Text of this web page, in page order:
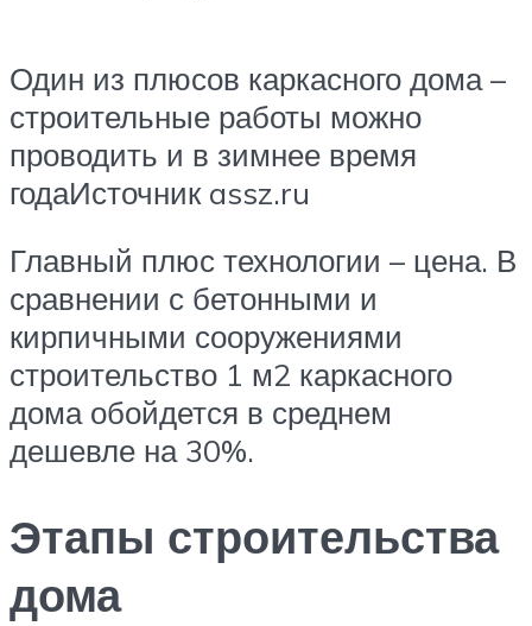
Один из плюсов каркасного дома –
строительные работы можно
проводить и в зимнее время
годаИсточник assz.ru
Главный плюс технологии – цена. В
сравнении с бетонными и
кирпичными сооружениями
строительство 1 м2 каркасного
дома обойдется в среднем
дешевле на 30%.
Этапы строительства
дома